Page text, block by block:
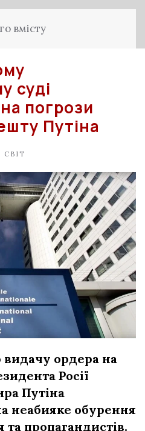
вмісту
суді
погрози
Путіна
СВІТ
видачу ордера на
Росії
Путіна
неабияке обурення
пропагандистів.